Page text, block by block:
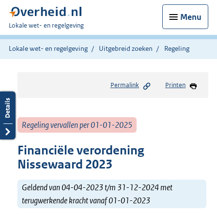
Menu
U
bent
hier:
Lokale wet- en regelgeving
Lokale wet- en regelgeving Uitgebreid zoeken Regeling
Permalink Printen
Regeling vervallen per 01-01-2025
Financiële verordening
Nissewaard 2023
Geldend van 04-04-2023 t/m 31-12-2024 met
terugwerkende kracht vanaf 01-01-2023